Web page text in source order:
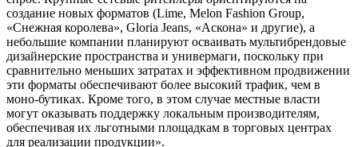
создание новых форматов (Lime, Melon Fashion Group,
«Cнежная королева», Gloria Jeans, «Аскона» и другие), а
небольшие компании планируют осваивать мультибрендовые
дизайнерские пространства и универмаги, поскольку при
сравнительно меньших затратах и эффективном продвижении
эти форматы обеспечивают более высокий трафик, чем в
моно-бутиках. Кроме того, в этом случае местные власти
могут оказывать поддержку локальным производителям,
обеспечивая их льготными площадкам в торговых центрах
для реализации продукции».